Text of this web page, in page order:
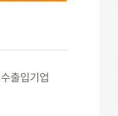
출입기업